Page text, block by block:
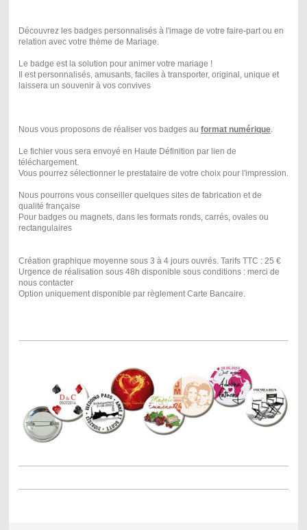
Découvrez les badges personnalisés à l'image de votre faire-part ou en
relation avec votre thème de Mariage.
Le badge est la solution pour animer votre mariage !
Il est personnalisés, amusants, faciles à transporter, original, unique et
laissera un souvenir à vos convives
Nous vous proposons de réaliser vos badges au format numérique.
Le fichier vous sera envoyé en Haute Définition par lien de
téléchargement.
Vous pourrez sélectionner le prestataire de votre choix pour l'impression.
Nous pourrons vous conseiller quelques sites de fabrication et de
qualité française
Pour badges ou magnets, dans les formats ronds, carrés, ovales ou
rectangulaires
Création graphique moyenne sous 3 à 4 jours ouvrés. Tarifs TTC : 25 €
Urgence de réalisation sous 48h disponible sous conditions : merci de
nous contacter
Option uniquement disponible par règlement Carte Bancaire.